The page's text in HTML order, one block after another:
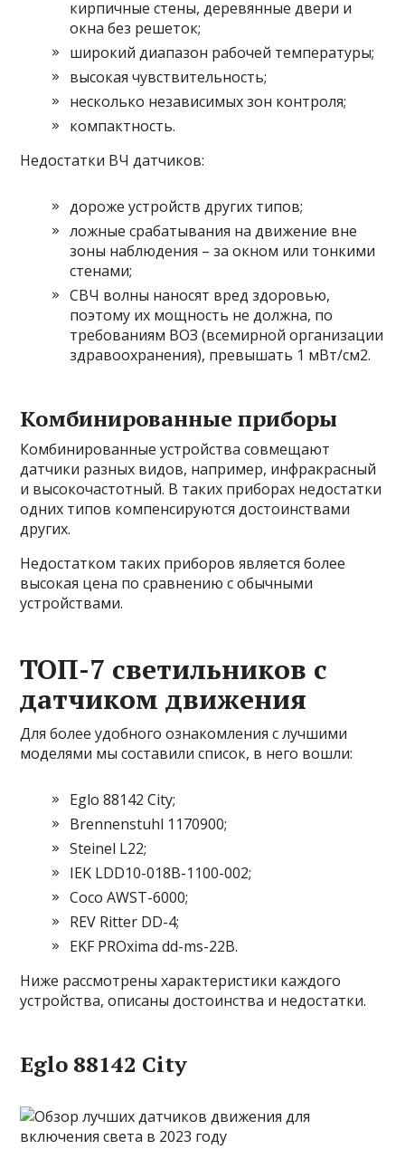
кирпичные стены, деревянные двери и
окна без решеток;
широкий диапазон рабочей температуры;
высокая чувствительность;
несколько независимых зон контроля;
компактность.
Недостатки ВЧ датчиков:
дороже устройств других типов;
ложные срабатывания на движение вне
зоны наблюдения – за окном или тонкими
стенами;
СВЧ волны наносят вред здоровью,
поэтому их мощность не должна, по
требованиям ВОЗ (всемирной организации
здравоохранения), превышать 1 мВт/см2.
Комбинированные приборы
Комбинированные устройства совмещают
датчики разных видов, например, инфракрасный
и высокочастотный. В таких приборах недостатки
одних типов компенсируются достоинствами
других.
Недостатком таких приборов является более
высокая цена по сравнению с обычными
устройствами.
ТОП-7 светильников с
датчиком движения
Для более удобного ознакомления с лучшими
моделями мы составили список, в него вошли:
Eglo 88142 City;
Brennenstuhl 1170900;
Steinel L22;
IEK LDD10-018B-1100-002;
Coco AWST-6000;
REV Ritter DD-4;
EKF PROxima dd-ms-22B.
Ниже рассмотрены характеристики каждого
устройства, описаны достоинства и недостатки.
Eglo 88142 City